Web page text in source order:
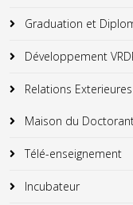
Graduation et
Développement
Relations Exterieures
Maison du
Télé-enseignement
Incubateur